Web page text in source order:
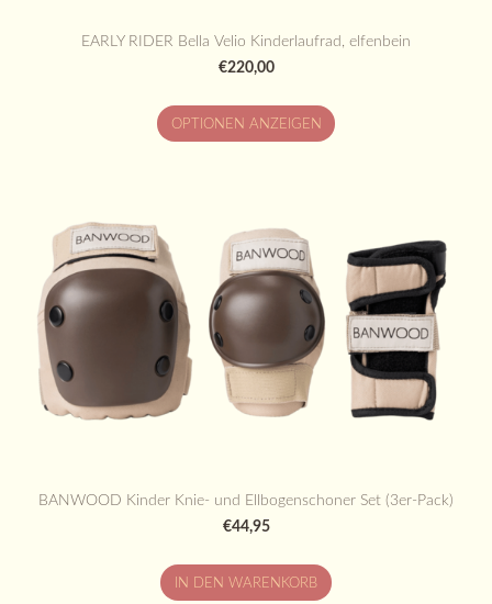
EARLY RIDER Bella Velio Kinderlaufrad, elfenbein
€220,00
OPTIONEN ANZEIGEN
BANWOOD Kinder Knie- und Ellbogenschoner Set (3er-Pack)
€44,95
IN DEN WARENKORB